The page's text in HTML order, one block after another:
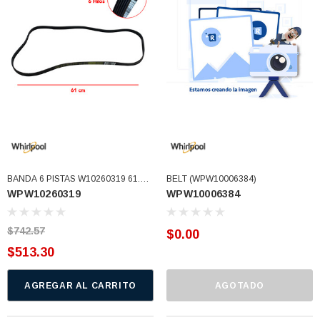
BANDA 6 PISTAS W10260319 61.5
CM (WPW10260319)
WPW10260319
$742.57
$513.30
AGREGAR AL CARRITO
BELT (WPW10006384)
WPW10006384
$0.00
AGOTADO